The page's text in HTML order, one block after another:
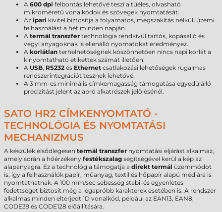
A 600 dpi felbontás lehetővé teszi a tűéles, olvasható
mikroméretű vonalkódok és szövegek nyomtatását.
Az ipari kivitel biztosítja a folyamatos, megszakítás nélküli üzemi
felhasználást a hét minden napján.
A termál transzfer technológia rendkívül tartós, kopásálló és
vegyi anyagoknak is ellenálló nyomatokat eredményez.
A korlátlan terhelhetőségnek köszönhetően nincs napi korlát a
kinyomtatható etikettek számát illetően.
A USB, RS232 és Ethernet csatlakozási lehetőségek rugalmas
rendszerintegrációt tesznek lehetővé.
A 3 mm-es minimális címkemagasság támogatása egyedülálló
precizitást jelent az apró alkatrészek jelölésénél.
SATO HR2 CÍMKENYOMTATÓ -
TECHNOLÓGIA ÉS NYOMTATÁSI
MECHANIZMUS
A készülék elsődlegesen termál transzfer nyomtatási eljárást alkalmaz,
amely során a hőérzékeny festékszalag segítségével kerül a kép az
alapanyagra. Ez a technológia támogatja a direkt termál üzemmódot
is, így a felhasználók papír, műanyag, textil és hőpapír alapú médiára is
nyomtathatnak. A 100 mm/sec sebesség stabil és egyenletes
fedettséget biztosít még a legapróbb karakterek esetében is. A rendszer
alkalmas minden elterjedt 1D vonalkód, például az EAN13, EAN8,
CODE39 és CODE128 előállítására.